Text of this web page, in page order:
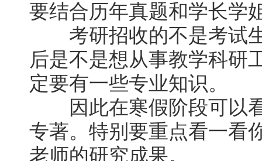
要结合历年真题和学长学
考研招收的不是考试生
后是不是想从事教学科研
定要有一些专业知识。
因此在寒假阶段可以看
专著。特别要重点看一看
老师的研究成果。